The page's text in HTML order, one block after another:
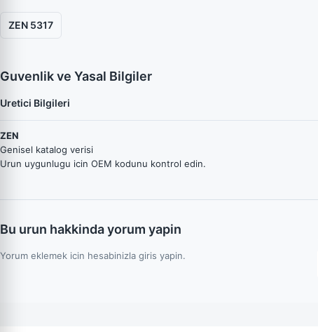
ZEN 5317
Guvenlik ve Yasal Bilgiler
Uretici Bilgileri
ZEN
Genisel katalog verisi
Urun uygunlugu icin OEM kodunu kontrol edin.
Bu urun hakkinda yorum yapin
Yorum eklemek icin hesabinizla giris yapin.